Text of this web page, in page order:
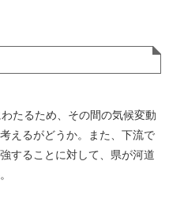
たるため、その間の気候変動
えるがどうか。また、下流で
することに対して、県が河道